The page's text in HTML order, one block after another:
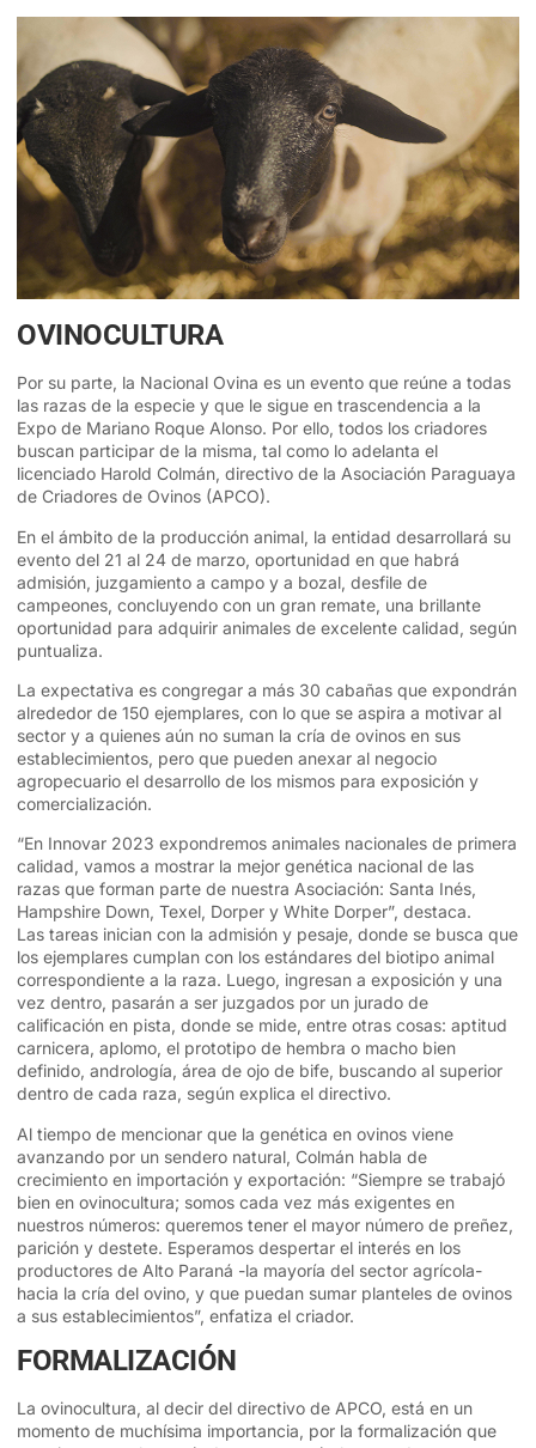
OVINOCULTURA
Por su parte, la Nacional Ovina es un evento que reúne a todas
las razas de la especie y que le sigue en trascendencia a la
Expo de Mariano Roque Alonso. Por ello, todos los criadores
buscan participar de la misma, tal como lo adelanta el
licenciado Harold Colmán, directivo de la Asociación Paraguaya
de Criadores de Ovinos (APCO).
En el ámbito de la producción animal, la entidad desarrollará su
evento del 21 al 24 de marzo, oportunidad en que habrá
admisión, juzgamiento a campo y a bozal, desfile de
campeones, concluyendo con un gran remate, una brillante
oportunidad para adquirir animales de excelente calidad, según
puntualiza.
La expectativa es congregar a más 30 cabañas que expondrán
alrededor de 150 ejemplares, con lo que se aspira a motivar al
sector y a quienes aún no suman la cría de ovinos en sus
establecimientos, pero que pueden anexar al negocio
agropecuario el desarrollo de los mismos para exposición y
comercialización.
“En Innovar 2023 expondremos animales nacionales de primera
calidad, vamos a mostrar la mejor genética nacional de las
razas que forman parte de nuestra Asociación: Santa Inés,
Hampshire Down, Texel, Dorper y White Dorper”, destaca.
Las tareas inician con la admisión y pesaje, donde se busca que
los ejemplares cumplan con los estándares del biotipo animal
correspondiente a la raza. Luego, ingresan a exposición y una
vez dentro, pasarán a ser juzgados por un jurado de
calificación en pista, donde se mide, entre otras cosas: aptitud
carnicera, aplomo, el prototipo de hembra o macho bien
definido, andrología, área de ojo de bife, buscando al superior
dentro de cada raza, según explica el directivo.
Al tiempo de mencionar que la genética en ovinos viene
avanzando por un sendero natural, Colmán habla de
crecimiento en importación y exportación: “Siempre se trabajó
bien en ovinocultura; somos cada vez más exigentes en
nuestros números: queremos tener el mayor número de preñez,
parición y destete. Esperamos despertar el interés en los
productores de Alto Paraná -la mayoría del sector agrícola-
hacia la cría del ovino, y que puedan sumar planteles de ovinos
a sus establecimientos”, enfatiza el criador.
FORMALIZACIÓN
La ovinocultura, al decir del directivo de APCO, está en un
momento de muchísima importancia, por la formalización que